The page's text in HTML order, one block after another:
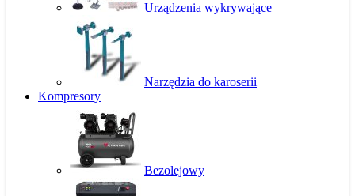
Urządzenia wykrywające
Narzędzia do karoserii
Kompresory
Bezolejowy